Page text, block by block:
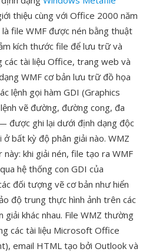
thiệu cùng với Office 2000 năm
file WMF được nén bằng thuật
kích thước file để lưu trữ và
các tài liệu Office, trang web và
WMF cơ bản lưu trữ đồ họa
lệnh gọi hàm GDI (Graphics
vẽ đường, đường cong, đa
được ghi lại dưới định dạng độc
bất kỳ độ phân giải nào. WMZ
khi giải nén, file tạo ra WMF
hệ thống con GDI của
đối tượng vẽ cơ bản như hiển
độ trung thực hình ảnh trên các
khác nhau. File WMZ thường
các tài liệu Microsoft Office
email HTML tạo bởi Outlook và